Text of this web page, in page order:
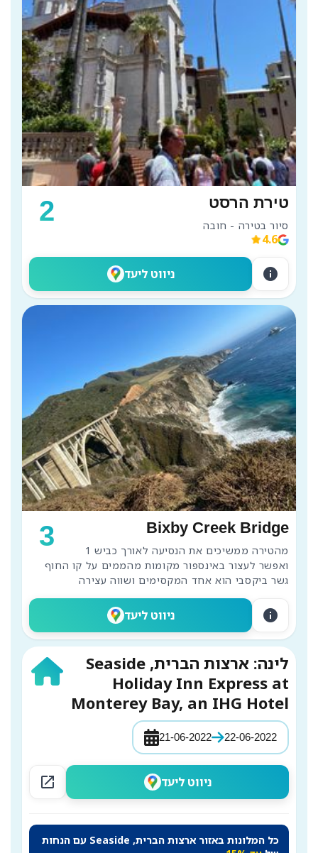
2 טירת הרסט
סיור בטירה - חובה
4.6
ניווט ליעד info
3 Bixby Creek Bridge
גשר ביקסבי הוא אחד המקסימים ושווה עצירה
ניווט ליעד info
לינה: ארצות הברית, Seaside
Holiday Inn Express at
Monterey Bay, an IHG Hotel
21-06-2022 22-06-2022
open_in_new ניווט ליעד
כל המלונות באזור ארצות הברית, Seaside עם הנחות